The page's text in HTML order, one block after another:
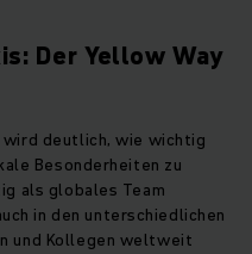
Der Yellow Way
wird deutlich, wie wichtig
Besonderheiten zu
als globales Team
in den unterschiedlichen
und Kollegen weltweit